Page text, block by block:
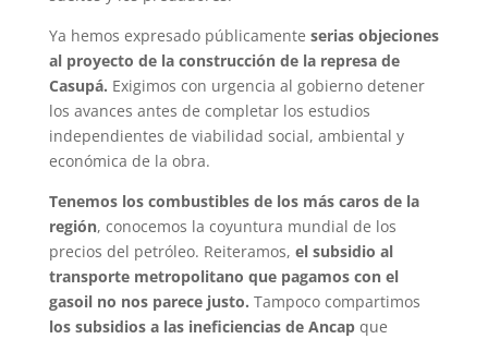
Ya hemos expresado públicamente serias objeciones
al proyecto de la construcción de la represa de
Casupá. Exigimos con urgencia al gobierno detener
los avances antes de completar los estudios
independientes de viabilidad social, ambiental y
económica de la obra.
Tenemos los combustibles de los más caros de la
región, conocemos la coyuntura mundial de los
precios del petróleo. Reiteramos, el subsidio al
transporte metropolitano que pagamos con el
gasoil no nos parece justo. Tampoco compartimos
los subsidios a las ineficiencias de Ancapque